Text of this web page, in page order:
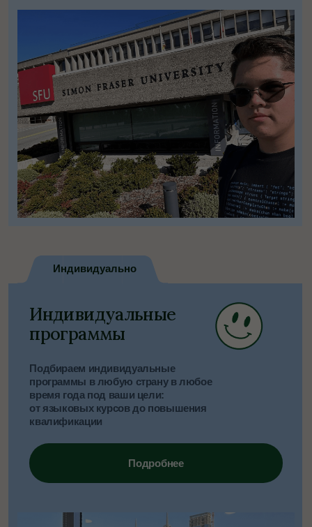
Визы
Берём на себя подготовку документов
и контроль всех этапов. Знаем нюансы
визовых процедур в разных странах
и подскажем, как избежать типичных
ошибок. Оформляем туристические,
студенческие и гостевые визы
Визовое сопровождение